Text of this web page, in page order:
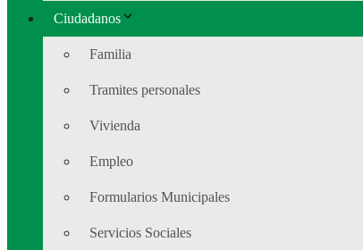
Ciudadanos
Familia
Tramites personales
Vivienda
Empleo
Formularios Municipales
Servicios Sociales